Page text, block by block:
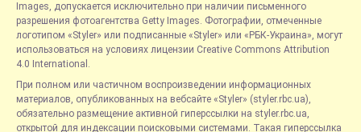
Images, допускается исключительно при наличии письменного
разрешения фотоагентства Getty Images. Фотографии, отмеченные
логотипом «Styler» или подписанные «Styler» или «РБК-Украина», могут
использоваться на условиях лицензии Creative Commons Attribution
4.0 International.
При полном или частичном воспроизведении информационных
материалов, опубликованных на вебсайте «Styler» (styler.rbc.ua),
обязательно размещение активной гиперссылки на styler.rbc.ua,
открытой для индексации поисковыми системами. Такая гиперссылка